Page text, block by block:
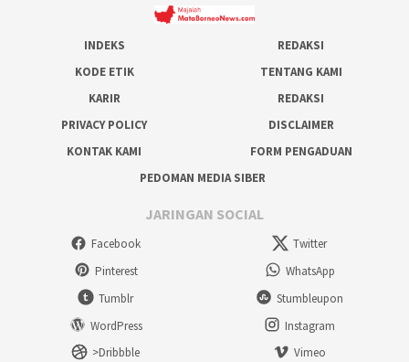
INDEKS
REDAKSI
KODE ETIK
TENTANG KAMI
KARIR
REDAKSI
PRIVACY POLICY
DISCLAIMER
KONTAK KAMI
FORM PENGADUAN
PEDOMAN MEDIA SIBER
JARINGAN SOCIAL
Facebook
Twitter
Pinterest
WhatsApp
Tumblr
Stumbleupon
WordPress
Instagram
>Dribbble
Vimeo